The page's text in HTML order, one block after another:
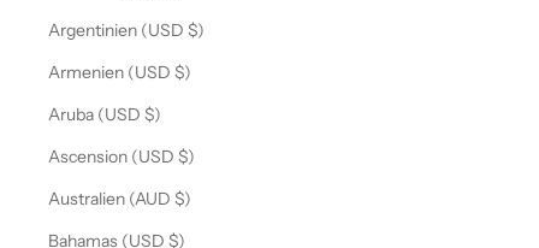
Argentinien (USD $)
Armenien (USD $)
Aruba (USD $)
Ascension (USD $)
Australien (AUD $)
Bahamas (USD $)